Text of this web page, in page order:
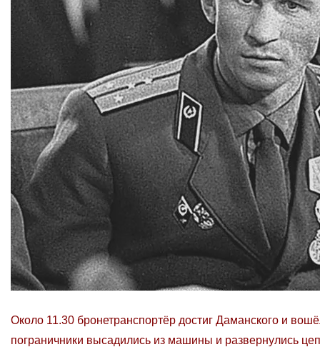
Около 11.30 бронетранспортёр достиг Даманского и
пограничники высадились из машины и развернулись